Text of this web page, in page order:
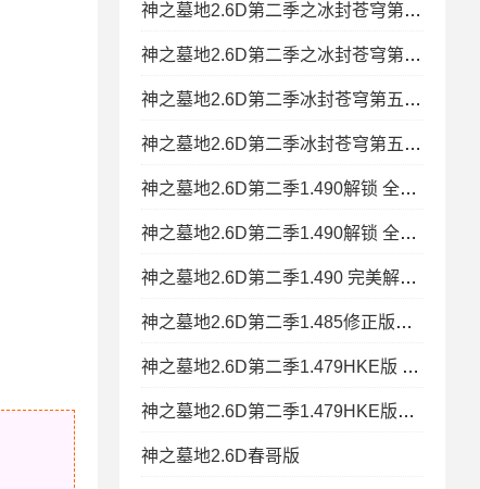
神之墓地2.6D第二季之冰封苍穹第六章无CD无限蓝P闪版 N
神之墓地2.6D第二季之冰封苍穹第六章(附隐藏英雄密码)
神之墓地2.6D第二季冰封苍穹第五章无CD无限蓝P闪版VIP解锁+隐藏英
神之墓地2.6D第二季冰封苍穹第五章无CD无限蓝P闪版VIP
神之墓地2.6D第二季1.490解锁 全限定英雄 特改礼包 自主
神之墓地2.6D第二季1.490解锁 全限定英雄+特改礼包+自主停怪+天降
神之墓地2.6D第二季1.490 完美解锁解锁定制至尊英雄限停怪+P闪无
神之墓地2.6D第二季1.485修正版解锁定制vip+解锁奖励+钱木+隐藏
神之墓地2.6D第二季1.479HKE版 P闪改图
神之墓地2.6D第二季1.479HKE版+P闪改图
神之墓地2.6D春哥版